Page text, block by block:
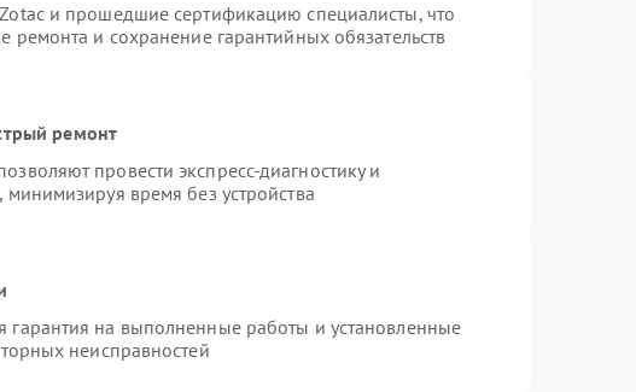
и прошедшие сертификацию специалисты, что
ремонта и сохранение гарантийных обязательств
ремонт
провести экспресс-диагностику и
время без устройства
гарантия на выполненные работы и установленные
неисправностей